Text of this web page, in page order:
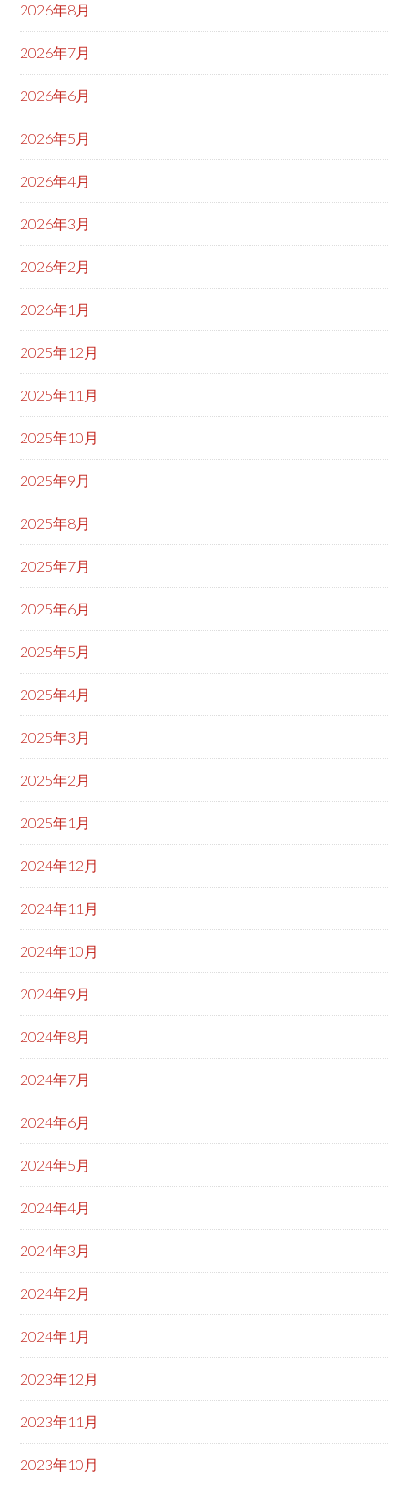
2026年8月
2026年7月
2026年6月
2026年5月
2026年4月
2026年3月
2026年2月
2026年1月
2025年12月
2025年11月
2025年10月
2025年9月
2025年8月
2025年7月
2025年6月
2025年5月
2025年4月
2025年3月
2025年2月
2025年1月
2024年12月
2024年11月
2024年10月
2024年9月
2024年8月
2024年7月
2024年6月
2024年5月
2024年4月
2024年3月
2024年2月
2024年1月
2023年12月
2023年11月
2023年10月